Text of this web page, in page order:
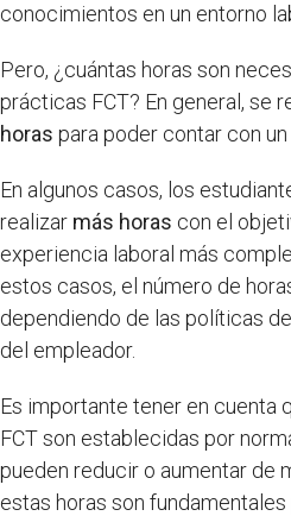
conocimientos en un entorno
Pero, ¿cuántas horas son
prácticas FCT? En general, se
horas para poder contar con
En algunos casos, los
realizar más horas con el
experiencia laboral más
estos casos, el número de
dependiendo de las políticas
del empleador.
Es importante tener en cuenta
FCT son establecidas por
pueden reducir o aumentar de
estas horas son